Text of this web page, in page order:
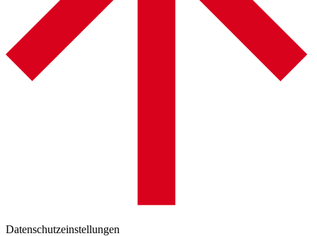
Datenschutzeinstellungen